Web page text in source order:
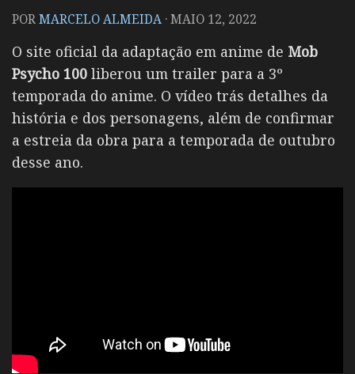
PORMARCELO ALMEIDA ·MAIO 12, 2022
O site oficial da adaptação em anime de Mob
Psycho 100 liberou um trailer para a 3º
temporada do anime. O vídeo trás detalhes da
história e dos personagens, além de confirmar
a estreia da obra para a temporada de outubro
desse ano.